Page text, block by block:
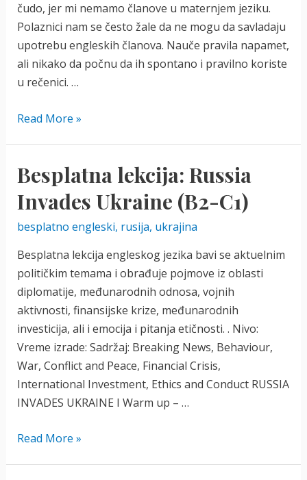
čudo, jer mi nemamo članove u maternjem jeziku.
Polaznici nam se često žale da ne mogu da savladaju
upotrebu engleskih članova. Nauče pravila napamet,
ali nikako da počnu da ih spontano i pravilno koriste
u rečenici. …
Engleski
AN
ili
THE?
(KVIZ)
Read More »
Besplatna lekcija: Russia
Invades Ukraine (B2-C1)
besplatno engleski, rusija, ukrajina
Besplatna lekcija engleskog jezika bavi se aktuelnim
političkim temama i obrađuje pojmove iz oblasti
diplomatije, međunarodnih odnosa, vojnih
aktivnosti, finansijske krize, međunarodnih
investicija, ali i emocija i pitanja etičnosti. . Nivo:
Vreme izrade: Sadržaj: Breaking News, Behaviour,
War, Conflict and Peace, Financial Crisis,
International Investment, Ethics and Conduct RUSSIA
INVADES UKRAINE I Warm up – …
Besplatna
Read More »